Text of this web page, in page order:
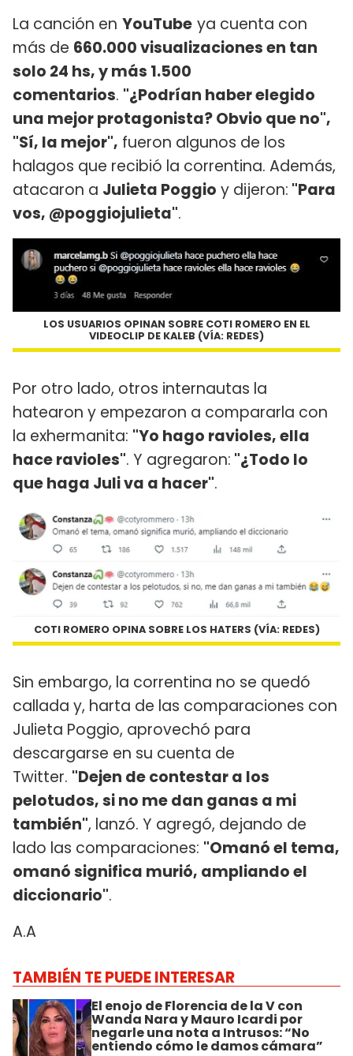
La canción en YouTube ya cuenta con
más de 660.000 visualizaciones en tan
solo 24 hs, y más 1.500
comentarios. "¿Podrían haber elegido
una mejor protagonista? Obvio que no",
"Sí, la mejor", fueron algunos de los
halagos que recibió la correntina. Además,
atacaron a Julieta Poggio y dijeron: "Para
vos, @poggiojulieta".
LOS USUARIOS OPINAN SOBRE COTI ROMERO EN EL
VIDEOCLIP DE KALEB (VÍA: REDES)
Por otro lado, otros internautas la
hatearon y empezaron a compararla con
la exhermanita: "Yo hago ravioles, ella
hace ravioles". Y agregaron: "¿Todo lo
que haga Juli va a hacer".
COTI ROMERO OPINA SOBRE LOS HATERS (VÍA: REDES)
Sin embargo, la correntina no se quedó
callada y, harta de las comparaciones con
Julieta Poggio, aprovechó para
descargarse en su cuenta de
Twitter. "Dejen de contestar a los
pelotudos, si no me dan ganas a mi
también", lanzó. Y agregó, dejando de
lado las comparaciones: "Omanó el tema,
omanó significa murió, ampliando el
diccionario".
A.A
TAMBIÉN TE PUEDE INTERESAR
El enojo de Florencia de la V con
Wanda Nara y Mauro Icardi por
negarle una nota a Intrusos: “No
entiendo cómo le damos cámara”